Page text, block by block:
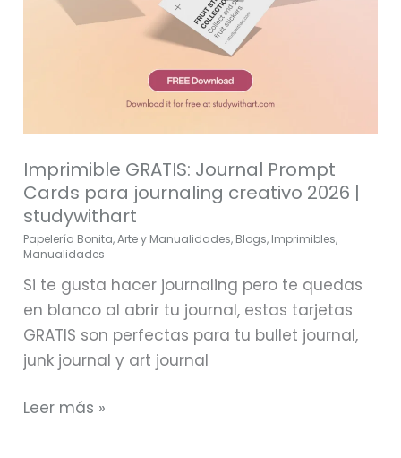
Imprimible GRATIS: Journal Prompt
Cards para journaling creativo 2026 |
studywithart
Papelería Bonita,Arte y Manualidades, Blogs, Imprimibles,
Manualidades
Si te gusta hacer journaling pero te quedas
en blanco al abrir tu journal, estas tarjetas
GRATIS son perfectas para tu bullet journal,
junk journal y art journal
Leer más »